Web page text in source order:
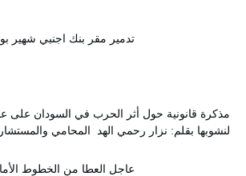
تدمير مقر بنك اجنبي شهير
مذكرة قانونية حول أثر الحرب في السودان على
لنشوبها بقلم: نزار رحمي الهد المحامي والمستشار
عاجل العطا من الخطوط